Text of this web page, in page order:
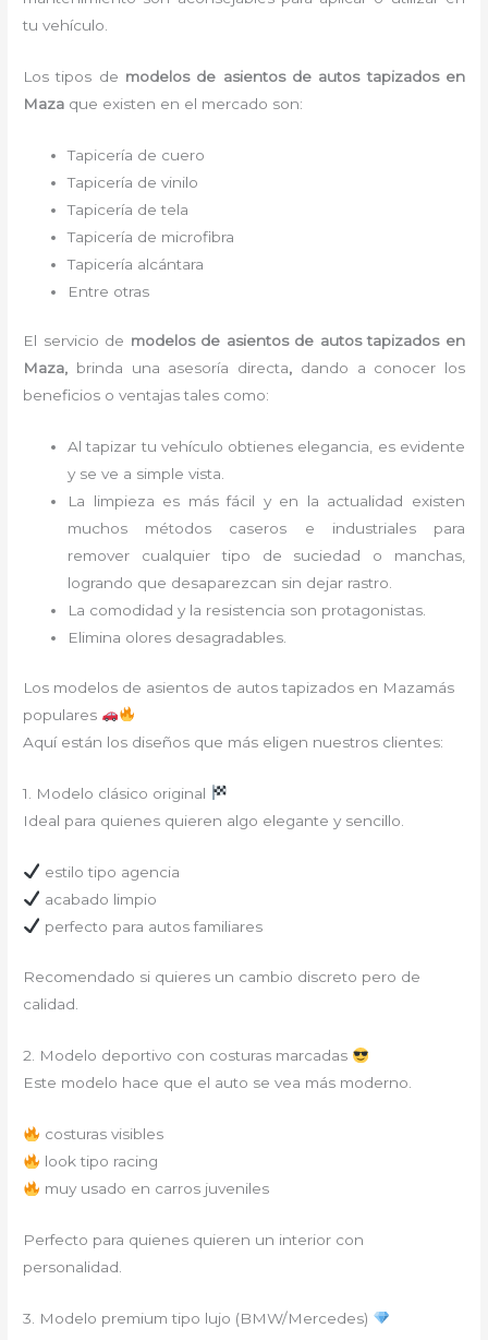
tu vehículo.
Los tipos de modelos de asientos de autos tapizados en
Maza que existen en el mercado son:
Tapicería de cuero
Tapicería de vinilo
Tapicería de tela
Tapicería de microfibra
Tapicería alcántara
Entre otras
El servicio de modelos de asientos de autos tapizadosen
Maza, brinda una asesoría directa, dando a conocer los
beneficios o ventajas tales como:
Al tapizar tu vehículo obtienes elegancia, es evidente
y se ve a simple vista.
La limpieza es más fácil y en la actualidad existen
muchos métodos caseros e industriales para
remover cualquier tipo de suciedad o manchas,
logrando que desaparezcan sin dejar rastro.
La comodidad y la resistencia son protagonistas.
Elimina olores desagradables.
Los modelos de asientos de autos tapizados en Mazamás
populares
Aquí están los diseños que más eligen nuestros clientes:
1. Modelo clásico original
Ideal para quienes quieren algo elegante y sencillo.
estilo tipo agencia
acabado limpio
perfecto para autos familiares
Recomendado si quieres un cambio discreto pero de
calidad.
2. Modelo deportivo con costuras marcadas
Este modelo hace que el auto se vea más moderno.
costuras visibles
look tipo racing
muy usado en carros juveniles
Perfecto para quienes quieren un interior con
personalidad.
3. Modelo premium tipo lujo (BMW/Mercedes)